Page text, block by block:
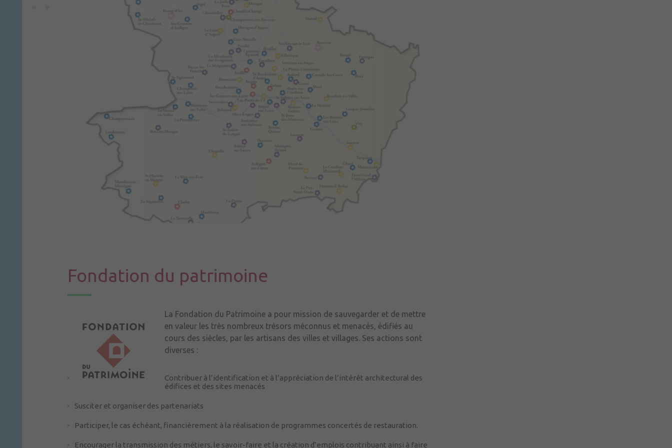
Fondation du patrimoine
La Fondation du Patrimoine a pour mission de sauvegarder et de mettre
en valeur les très nombreux trésors méconnus et menacés, édifiés au
cours des siècles, par les artisans des villes et villages. Ses actions sont
diverses :
Contribuer à l’identification et à l’appréciation de l’intérêt architectural des
édifices et des sites menacés
Susciter et organiser des partenariats
Participer, le cas échéant, financièrement à la réalisation de programmes concertés de restauration.
Encourager la transmission des métiers, le savoir-faire et la création d’emplois contribuant ainsi à faire